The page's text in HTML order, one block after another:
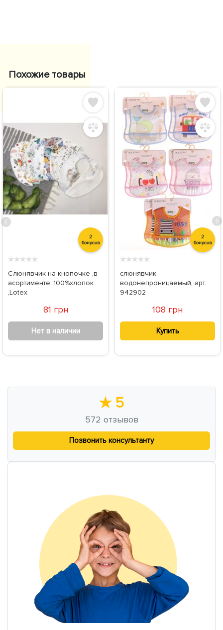
Похожие товары
2
бонусов
★★★★★
Слюнявчик на кнопочке ,в
асортименте ,100%хлопок
,Lotex
81 грн
Нет в наличии
2
бонусов
★★★★★
слюнявчик
водонепроницаемый, арт.
942902
108 грн
Купить
★ 5
572 отзывов
Позвонить консультанту